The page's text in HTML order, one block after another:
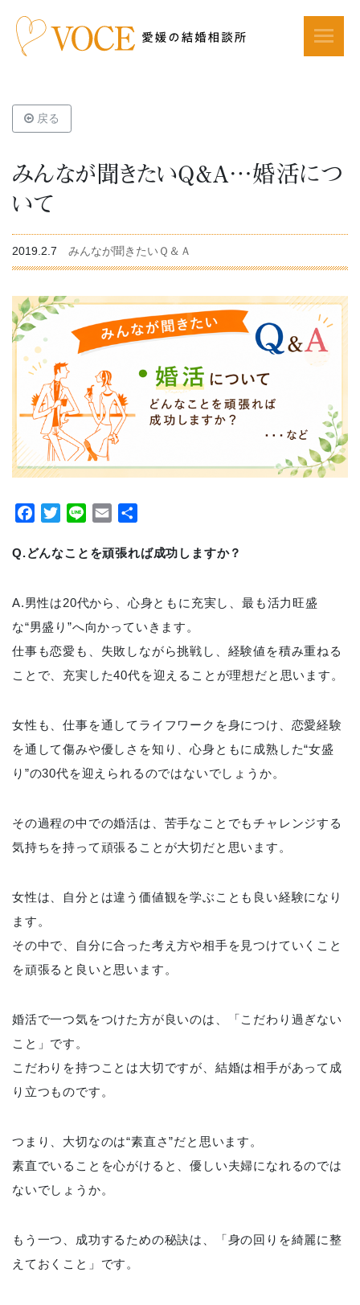
戻る
みんなが聞きたいQ&A…婚活につ
いて
2019.2.7 みんなが聞きたいＱ＆Ａ
Facebook
TwitterLine Email
Q.どんなことを頑張れば成功しますか？
A.男性は20代から、心身ともに充実し、最も活力旺盛
な“男盛り”へ向かっていきます。
仕事も恋愛も、失敗しながら挑戦し、経験値を積み重ねる
ことで、充実した40代を迎えることが理想だと思います。
女性も、仕事を通してライフワークを身につけ、恋愛経験
を通して傷みや優しさを知り、心身ともに成熟した“女盛
り”の30代を迎えられるのではないでしょうか。
その過程の中での婚活は、苦手なことでもチャレンジする
気持ちを持って頑張ることが大切だと思います。
女性は、自分とは違う価値観を学ぶことも良い経験になり
ます。
その中で、自分に合った考え方や相手を見つけていくこと
を頑張ると良いと思います。
婚活で一つ気をつけた方が良いのは、「こだわり過ぎない
こと」です。
こだわりを持つことは大切ですが、結婚は相手があって成
り立つものです。
つまり、大切なのは“素直さ”だと思います。
素直でいることを心がけると、優しい夫婦になれるのでは
ないでしょうか。
もう一つ、成功するための秘訣は、「身の回りを綺麗に整
えておくこと」です。